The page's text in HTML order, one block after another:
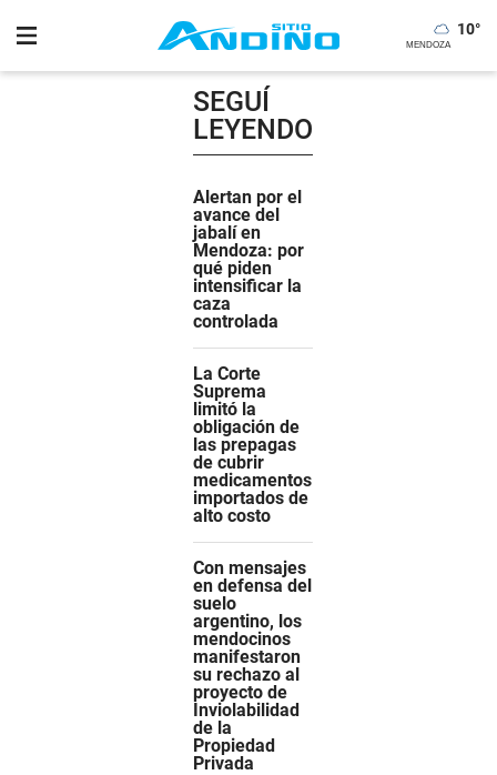
10°
SEGUÍ
LEYENDO
Alertan por el
avance del
jabalí en
Mendoza: por
qué piden
intensificar la
caza
controlada
La Corte
Suprema
limitó la
obligación de
las prepagas
de cubrir
medicamentos
importados de
alto costo
Con mensajes
en defensa del
suelo
argentino, los
mendocinos
manifestaron
su rechazo al
proyecto de
Inviolabilidad
de la
Propiedad
Privada